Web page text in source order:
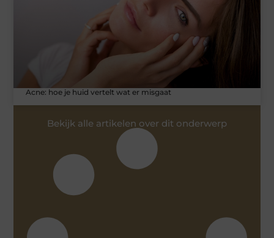
Acne: hoe je huid vertelt wat er misgaat
Bekijk alle artikelen over dit onderwerp